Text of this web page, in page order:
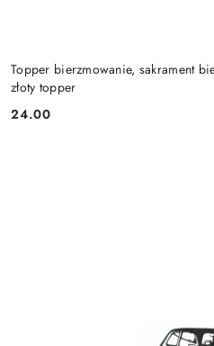
Topper bierzmowanie, sakrament
złoty topper
Cena:
24.00